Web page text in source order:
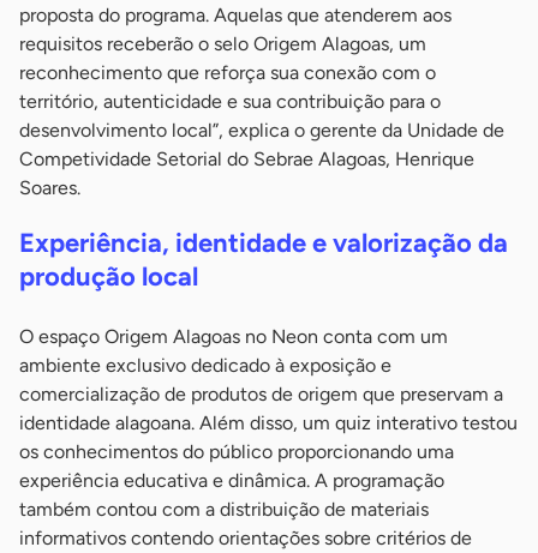
proposta do programa. Aquelas que atenderem aos
requisitos receberão o selo Origem Alagoas, um
reconhecimento que reforça sua conexão com o
território, autenticidade e sua contribuição para o
desenvolvimento local”, explica o gerente da Unidade de
Competividade Setorial do Sebrae Alagoas, Henrique
Soares.
Experiência, identidade e valorização da
produção local
O espaço Origem Alagoas no Neon conta com um
ambiente exclusivo dedicado à exposição e
comercialização de produtos de origem que preservam a
identidade alagoana. Além disso, um quiz interativo testou
os conhecimentos do público proporcionando uma
experiência educativa e dinâmica. A programação
também contou com a distribuição de materiais
informativos contendo orientações sobre critérios de